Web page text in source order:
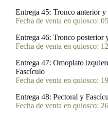
Entrega 45: Tronco anterior y
Fecha de venta en quiosco:
Entrega 46: Tronco posterior
Fecha de venta en quiosco:
Entrega 47: Omoplato
Fascículo
Fecha de venta en quiosco:
Entrega 48: Pectoral y
Fecha de venta en quiosco: